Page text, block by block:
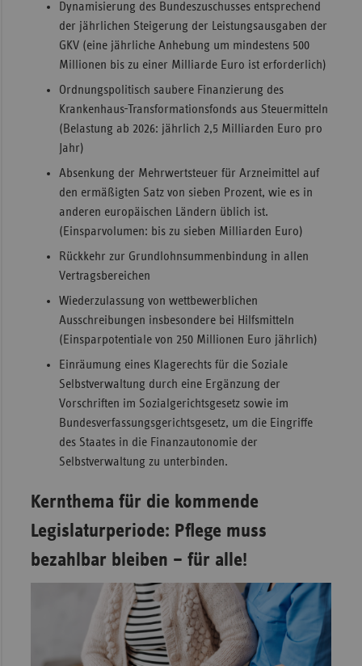
Dynamisierung des Bundeszuschusses entsprechend
der jährlichen Steigerung der Leistungsausgaben der
GKV (eine jährliche Anhebung um mindestens 500
Millionen bis zu einer Milliarde Euro ist erforderlich)
Ordnungspolitisch saubere Finanzierung des
Krankenhaus-Transformationsfonds aus Steuermitteln
(Belastung ab 2026: jährlich 2,5 Milliarden Euro pro
Jahr)
Absenkung der Mehrwertsteuer für Arzneimittel auf
den ermäßigten Satz von sieben Prozent, wie es in
anderen europäischen Ländern üblich ist.
(Einsparvolumen: bis zu sieben Milliarden Euro)
Rückkehr zur Grundlohnsummenbindung in allen
Vertragsbereichen
Wiederzulassung von wettbewerblichen
Ausschreibungen insbesondere bei Hilfsmitteln
(Einsparpotentiale von 250 Millionen Euro jährlich)
Einräumung eines Klagerechts für die Soziale
Selbstverwaltung durch eine Ergänzung der
Vorschriften im Sozialgerichtsgesetz sowie im
Bundesverfassungsgerichtsgesetz, um die Eingriffe
des Staates in die Finanzautonomie der
Selbstverwaltung zu unterbinden.
Kernthema für die kommende
Legislaturperiode: Pflege muss
bezahlbar bleiben – für alle!